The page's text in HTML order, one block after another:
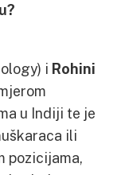
i Rohini
u Indiji te je
ili
pozicijama,